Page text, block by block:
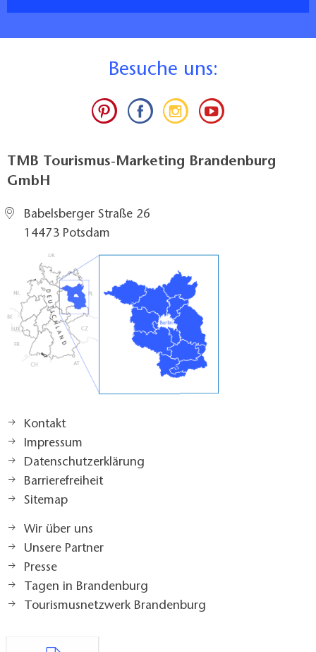
Besuche uns:
TMB Tourismus-Marketing Brandenburg
GmbH
Babelsberger Straße 26
14473 Potsdam
Kontakt
Impressum
Datenschutzerklärung
Barrierefreiheit
Sitemap
Wir über uns
Unsere Partner
Presse
Tagen in Brandenburg
Tourismusnetzwerk Brandenburg